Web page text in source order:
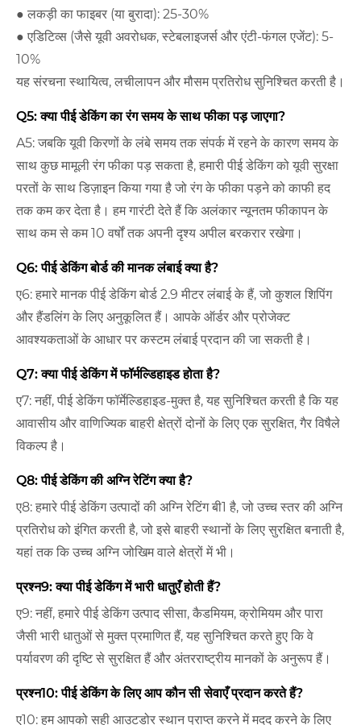
● लकड़ी का फाइबर (या बुरादा): 25-30%
● एडिटिव्स (जैसे यूवी अवरोधक, स्टेबलाइजर्स और एंटी-फंगल एजेंट): 5-
10%
यह संरचना स्थायित्व, लचीलापन और मौसम प्रतिरोध सुनिश्चित करती है।
Q5: क्या पीई डेकिंग का रंग समय के साथ फीका पड़ जाएगा?
A5: जबकि यूवी किरणों के लंबे समय तक संपर्क में रहने के कारण समय के
साथ कुछ मामूली रंग फीका पड़ सकता है, हमारी पीई डेकिंग को यूवी सुरक्षा
परतों के साथ डिज़ाइन किया गया है जो रंग के फीका पड़ने को काफी हद
तक कम कर देता है। हम गारंटी देते हैं कि अलंकार न्यूनतम फीकापन के
साथ कम से कम 10 वर्षों तक अपनी दृश्य अपील बरकरार रखेगा।
Q6: पीई डेकिंग बोर्ड की मानक लंबाई क्या है?
ए6: हमारे मानक पीई डेकिंग बोर्ड 2.9 मीटर लंबाई के हैं, जो कुशल शिपिंग
और हैंडलिंग के लिए अनुकूलित हैं। आपके ऑर्डर और प्रोजेक्ट
आवश्यकताओं के आधार पर कस्टम लंबाई प्रदान की जा सकती है।
Q7: क्या पीई डेकिंग में फॉर्मल्डिहाइड होता है?
ए7: नहीं, पीई डेकिंग फॉर्मेल्डिहाइड-मुक्त है, यह सुनिश्चित करती है कि यह
आवासीय और वाणिज्यिक बाहरी क्षेत्रों दोनों के लिए एक सुरक्षित, गैर विषैले
विकल्प है।
Q8: पीई डेकिंग की अग्नि रेटिंग क्या है?
ए8: हमारे पीई डेकिंग उत्पादों की अग्नि रेटिंग बी1 है, जो उच्च स्तर की अग्नि
प्रतिरोध को इंगित करती है, जो इसे बाहरी स्थानों के लिए सुरक्षित बनाती है,
यहां तक ​​कि उच्च अग्नि जोखिम वाले क्षेत्रों में भी।
प्रश्न9: क्या पीई डेकिंग में भारी धातुएँ होती हैं?
ए9: नहीं, हमारे पीई डेकिंग उत्पाद सीसा, कैडमियम, क्रोमियम और पारा
जैसी भारी धातुओं से मुक्त प्रमाणित हैं, यह सुनिश्चित करते हुए कि वे
पर्यावरण की दृष्टि से सुरक्षित हैं और अंतरराष्ट्रीय मानकों के अनुरूप हैं।
प्रश्न10: पीई डेकिंग के लिए आप कौन सी सेवाएँ प्रदान करते हैं?
ए10: हम आपको सही आउटडोर स्थान प्राप्त करने में मदद करने के लिए